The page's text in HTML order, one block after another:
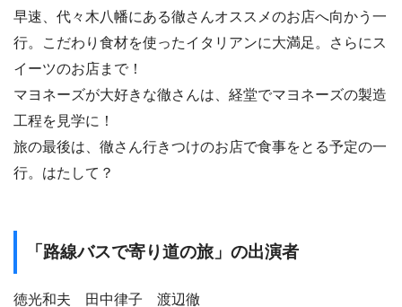
早速、代々木八幡にある徹さんオススメのお店へ向かう一
行。こだわり食材を使ったイタリアンに大満足。さらにス
イーツのお店まで！
マヨネーズが大好きな徹さんは、経堂でマヨネーズの製造
工程を見学に！
旅の最後は、徹さん行きつけのお店で食事をとる予定の一
行。はたして？
「路線バスで寄り道の旅」の出演者
徳光和夫 田中律子 渡辺徹